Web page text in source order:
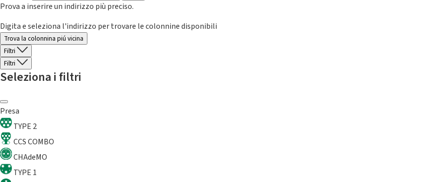
Prova a inserire un indirizzo più preciso.
Digita e seleziona l'indirizzo per trovare le colonnine disponibili
Trova la colonnina piú vicina
Filtri
Filtri
Seleziona i filtri
Presa
TYPE 2
CCS COMBO
CHAdeMO
TYPE 1